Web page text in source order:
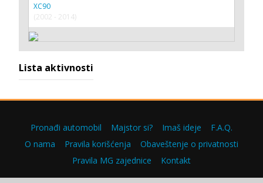
XC90
(2002 - 2014)
Lista aktivnosti
Pronađi automobil Majstor si? Imaš ideje
F.A.Q.
O nama
Pravila korišćenja
Obaveštenje o privatnosti
Pravila MG zajednice
Kontakt